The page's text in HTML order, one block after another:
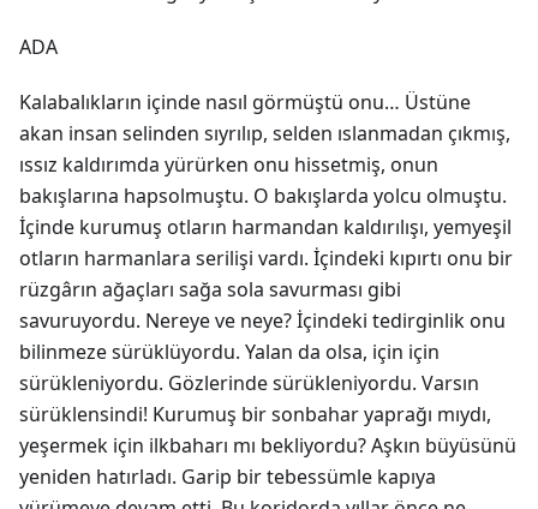
ADA
Kalabalıkların içinde nasıl görmüştü onu… Üstüne
akan insan selinden sıyrılıp, selden ıslanmadan çıkmış,
ıssız kaldırımda yürürken onu hissetmiş, onun
bakışlarına hapsolmuştu. O bakışlarda yolcu olmuştu.
İçinde kurumuş otların harmandan kaldırılışı, yemyeşil
otların harmanlara serilişi vardı. İçindeki kıpırtı onu bir
rüzgârın ağaçları sağa sola savurması gibi
savuruyordu. Nereye ve neye? İçindeki tedirginlik onu
bilinmeze sürüklüyordu. Yalan da olsa, için için
sürükleniyordu. Gözlerinde sürükleniyordu. Varsın
sürüklensindi! Kurumuş bir sonbahar yaprağı mıydı,
yeşermek için ilkbaharı mı bekliyordu? Aşkın büyüsünü
yeniden hatırladı. Garip bir tebessümle kapıya